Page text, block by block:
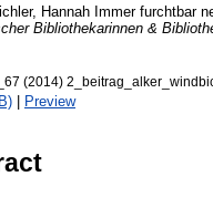
Hannah Immer furchtbar
Bibliothekarinnen &
(2014)
| Preview